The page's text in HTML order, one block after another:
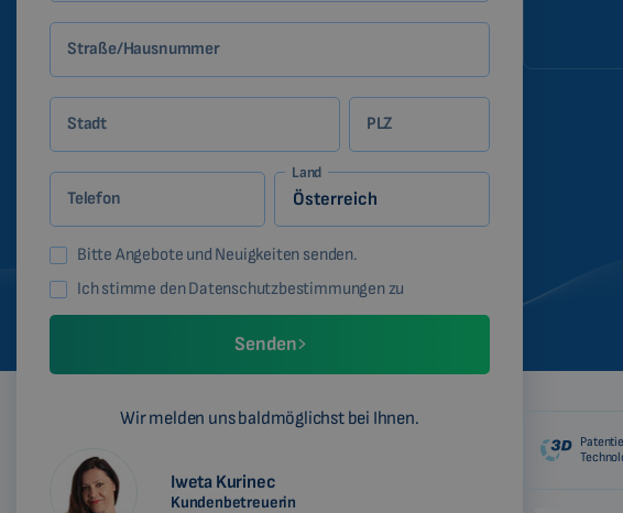
Straße/Hausnummer
Stadt PLZ
Telefon
Land
Bitte Angebote und Neuigkeiten senden.
Ich stimme den Datenschutzbestimmungen zu
Senden
Wir melden uns baldmöglichst bei Ihnen.
Iweta Kurinec
Kundenbetreuerin